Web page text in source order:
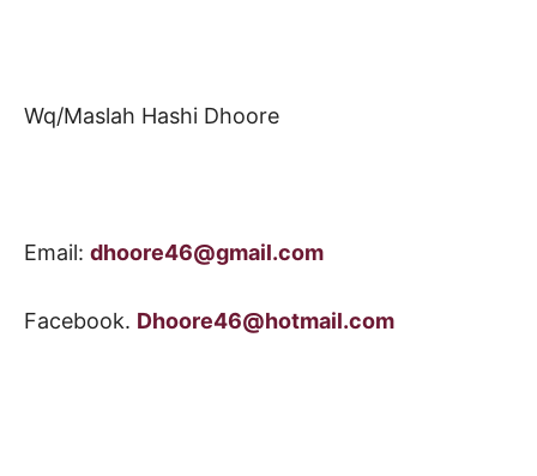
Wq/Maslah Hashi Dhoore
Email: dhoore46@gmail.com
Facebook. Dhoore46@hotmail.com